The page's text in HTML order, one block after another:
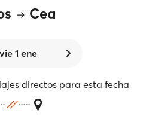
Cea
vie 1 ene
directos para esta fecha